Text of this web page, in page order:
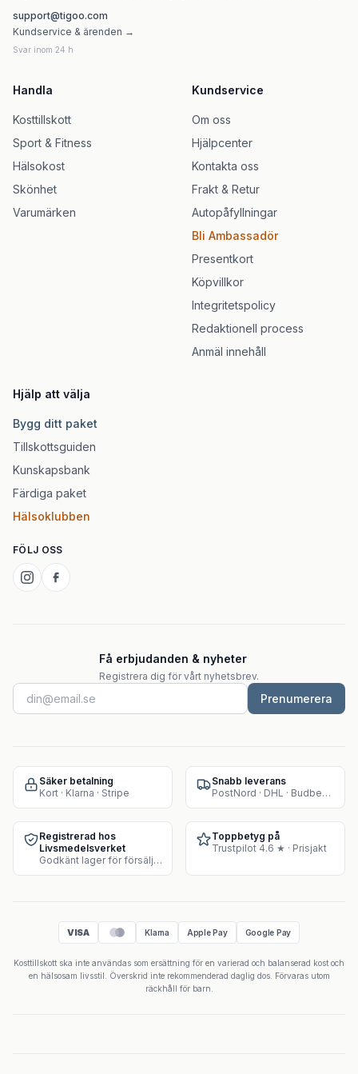
support@tigoo.com
Kundservice & ärenden →
Svar inom 24 h
Handla
Kosttillskott
Sport & Fitness
Hälsokost
Skönhet
Varumärken
Kundservice
Om oss
Hjälpcenter
Kontakta oss
Frakt & Retur
Autopåfyllningar
Bli Ambassadör
Presentkort
Köpvillkor
Integritetspolicy
Redaktionell process
Anmäl innehåll
Hjälp att välja
Bygg ditt paket
Tillskottsguiden
Kunskapsbank
Färdiga paket
Hälsoklubben
FÖLJ OSS
Få erbjudanden & nyheter
Registrera dig för vårt nyhetsbrev.
Prenumerera
Säker betalning
Kort · Klarna · Stripe
Snabb leverans
PostNord · DHL · Budbee · Instabox
Registrerad hos
Livsmedelsverket
Godkänt lager för försäljning av kosttillskott
Toppbetyg på
Trustpilot 4.6 ★ · Prisjakt
VISA Klarna Apple Pay Google Pay
Kosttillskott ska inte användas som ersättning för en varierad och balanserad kost och
en hälsosam livsstil. Överskrid inte rekommenderad daglig dos. Förvaras utom
räckhåll för barn.